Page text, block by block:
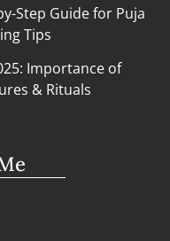
Step Guide for Puja
Tips
Importance of
& Rituals